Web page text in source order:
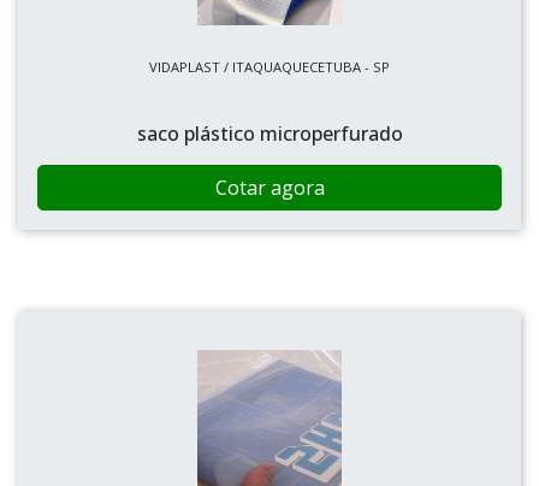
VIDAPLAST / ITAQUAQUECETUBA - SP
saco plástico microperfurado
Cotar agora